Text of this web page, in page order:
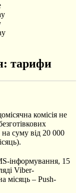
тарифи
комісія не
суму від 20 000
інформування, 15
Viber-
місяць – Push-